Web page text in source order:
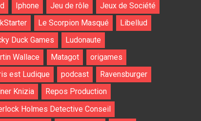
Iphone Jeu de rôle
Jeux de Société
Le Scorpion Masqué
Libellud
Duck Games
Ludonaute
Wallace
Matagot
origames
est Ludique
podcast
Ravensburger
Knizia
Repos Production
Holmes Detective Conseil